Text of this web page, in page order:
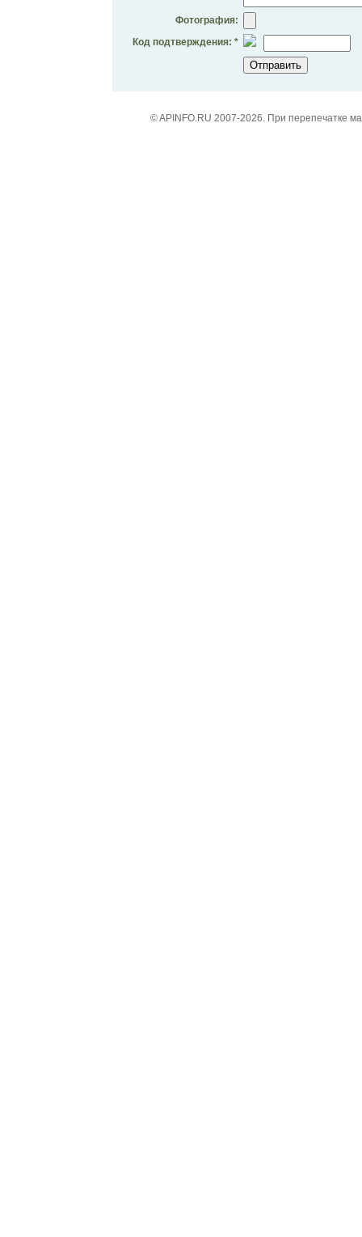
Фотография:
Код подтверждения: *
© APINFO.RU 2007-2026. При перепечатке